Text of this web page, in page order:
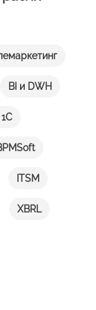
BI и DWH
ITSM
XBRL